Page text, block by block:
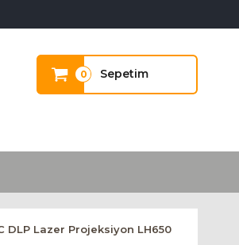
Sepetim
0
DLP Lazer Projeksiyon LH650